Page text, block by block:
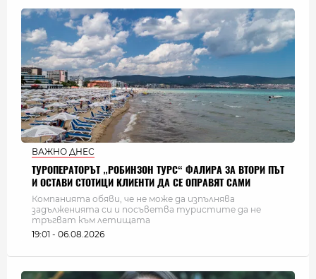
ВАЖНО ДНЕС
ТУРОПЕРАТОРЪТ „РОБИНЗОН ТУРС“ ФАЛИРА ЗА ВТОРИ ПЪТ
И ОСТАВИ СТОТИЦИ КЛИЕНТИ ДА СЕ ОПРАВЯТ САМИ
Компанията обяви, че не може да изпълнява
задълженията си и посъветва туристите да не
тръгват към летищата
19:01 - 06.08.2026